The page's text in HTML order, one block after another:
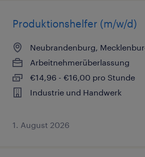
Produktionshelfer (m/w/d)
Neubrandenburg,
Arbeitnehmerüberlassung
€14,96 - €16,00 pro Stunde
Industrie und Handwerk
1. August 2026